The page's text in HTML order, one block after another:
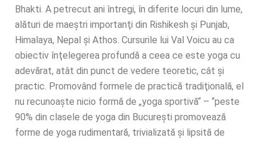
Blog
Contact
Bhakti. A petrecut ani întregi, în diferite locuri din lume,
alături de maeştri importanţi din Rishikesh şi Punjab,
Himalaya, Nepal şi Athos. Cursurile lui Val Voicu au ca
obiectiv înţelegerea profundă a ceea ce este yoga cu
adevărat, atât din punct de vedere teoretic, cât şi
practic. Promovând formele de practică tradiţională, el
nu recunoaşte nicio formă de „yoga sportivă“ – “peste
90% din clasele de yoga din Bucureşti promovează
forme de yoga rudimentară, trivializată şi lipsită de